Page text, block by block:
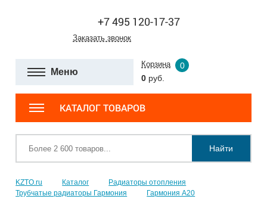
+7 495 120-17-37
Заказать звонок
Меню
Корзина
0
0 руб.
КАТАЛОГ ТОВАРОВ
Найти
KZTO.ru Каталог
Радиаторы отопления
Трубчатые радиаторы Гармония
Гармония А20